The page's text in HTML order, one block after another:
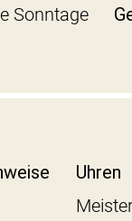
Sonntage
Uhren